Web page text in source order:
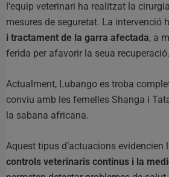
l’equip veterinari ha realitzat la
mesures de seguretat. La intervenció
i tractament de la garra afectada, a
ferida per afavorir la seua recuperació.
Actualment, Lubango es troba
conviu amb les femelles Shanga i
la sabana africana.
Aquest tipus d’actuacions
controls veterinaris continus i la